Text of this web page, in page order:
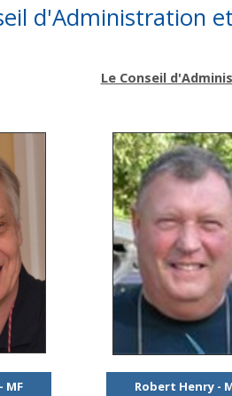
d'Administration
Le Conseil
MF
Robert Henry -